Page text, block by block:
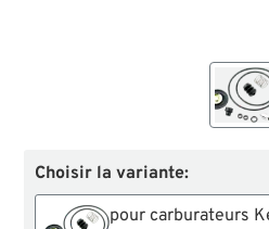
Choisir la variante:
pour carburateurs